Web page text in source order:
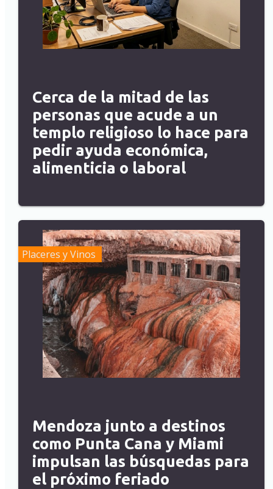
Cerca de la mitad de las
personas que acude a un
templo religioso lo hace para
pedir ayuda económica,
alimenticia o laboral
Placeres y Vinos
Mendoza junto a destinos
como Punta Cana y Miami
impulsan las búsquedas para
el próximo feriado